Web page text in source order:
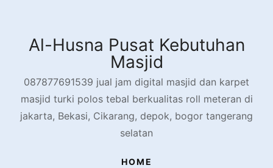
contentAl-Husna Pusat Kebutuhan
Masjid
087877691539 jual jam digital masjid dan karpet
masjid turki polos tebal berkualitas roll meteran di
jakarta, Bekasi, Cikarang, depok, bogor tangerang
selatan
HOME